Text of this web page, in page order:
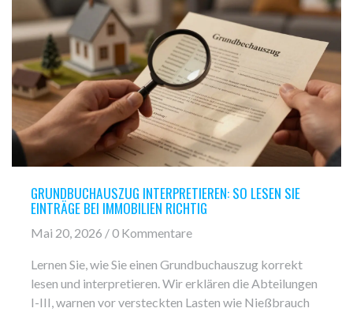
GRUNDBUCHAUSZUG INTERPRETIEREN: SO LESEN SIE
EINTRÄGE BEI IMMOBILIEN RICHTIG
Mai 20, 2026 / 0 Kommentare
Lernen Sie, wie Sie einen Grundbuchauszug korrekt
lesen und interpretieren. Wir erklären die Abteilungen
I-III, warnen vor versteckten Lasten wie Nießbrauch